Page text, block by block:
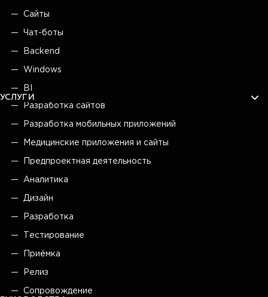
Сайты
Чат-боты
Backend
Windows
BI
УСЛУГИ
Разработка сайтов
Разработка мобильных приложений
Медицинские приложения и сайты
Предпроектная деятельность
Аналитика
Дизайн
Разработка
Тестирование
Приёмка
Релиз
Сопровождение